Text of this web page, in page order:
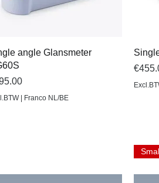
Quick View
angle Glansmeter
| Franco NL/BE
Price